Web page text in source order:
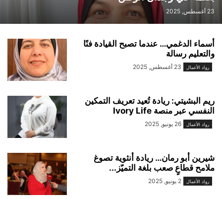
23 أغسطس, 2025
أسماء الدغمي… عندما تصبح القيادة فنًا
والتعليم رسالة
رواد الأعمال 23 أغسطس, 2025
ريم البشيتي: ريادة تُعيد تعريف التمكين
النفسي عبر منصة Ivory Life
رواد الأعمال 26 يونيو, 2025
شيرين أبو رمان… ريادة أنثوية تصوغ
ملامح قطاعٍ صعب بلغة التميّز...
رواد الأعمال 2 يونيو, 2025